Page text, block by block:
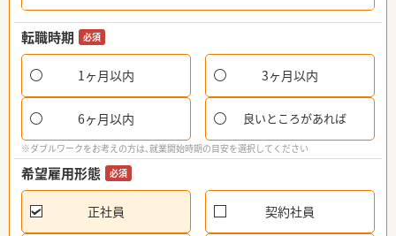
転職時期 必須
1ヶ月以内 3ヶ月以内
6ヶ月以内 良いところがあれば
※ダブルワークをお考えの方は、就業開始時期の目安を選択してください
希望雇用形態 必須
正社員 契約社員